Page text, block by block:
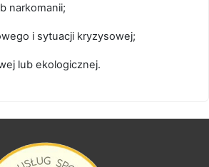
narkomanii;
i sytuacji kryzysowej;
lub ekologicznej.